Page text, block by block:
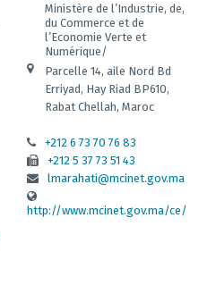
Ministère de l’Industrie, de,
du Commerce et de
l’Economie Verte et
Numérique/
Parcelle 14, aile Nord Bd
Erriyad, Hay Riad BP610,
Rabat Chellah, Maroc
+212 6 73 70 76 83
+212 5 37 73 51 43
lmarahati@mcinet.gov.ma
http://www.mcinet.gov.ma/ce/